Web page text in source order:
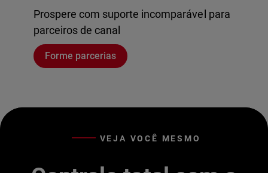
Prospere com suporte incomparável para
parceiros de canal
Forme parcerias
VEJA VOCÊ MESMO